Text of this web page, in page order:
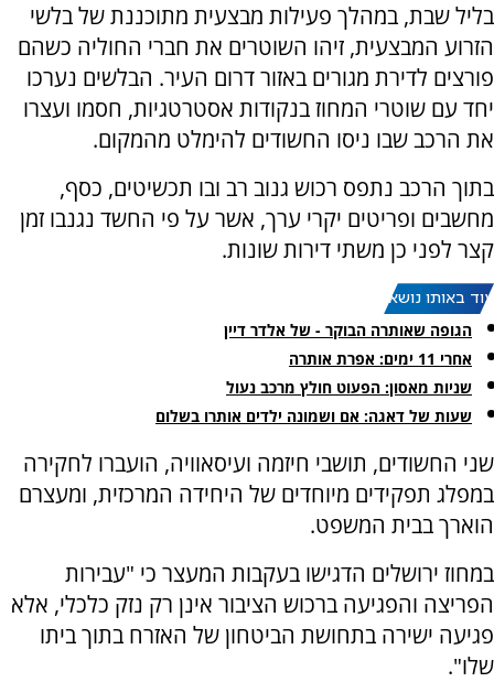
בליל שבת, במהלך פעילות מבצעית מתוכננת של בלשי
הזרוע המבצעית, זיהו השוטרים את חברי החוליה כשהם
פורצים לדירת מגורים באזור דרום העיר. הבלשים נערכו
יחד עם שוטרי המחוז בנקודות אסטרטגיות, חסמו ועצרו
את הרכב שבו ניסו החשודים להימלט מהמקום.
בתוך הרכב נתפס רכוש גנוב רב ובו תכשיטים, כסף,
מחשבים ופריטים יקרי ערך, אשר על פי החשד נגנבו זמן
קצר לפני כן משתי דירות שונות.
עוד באותו נושא:
הגופה שאותרה הבוקר - של אלדר דיין
אחרי 11 ימים: אפרת אותרה
שניות מאסון: הפעוט חולץ מרכב נעול
שעות של דאגה: אם ושמונה ילדים אותרו בשלום
שני החשודים, תושבי חיזמה ועיסאוויה, הועברו לחקירה
במפלג תפקידים מיוחדים של היחידה המרכזית, ומעצרם
הוארך בבית המשפט.
במחוז ירושלים הדגישו בעקבות המעצר כי "עבירות
הפריצה והפגיעה ברכוש הציבור אינן רק נזק כלכלי, אלא
פגיעה ישירה בתחושת הביטחון של האזרח בתוך ביתו
שלו".